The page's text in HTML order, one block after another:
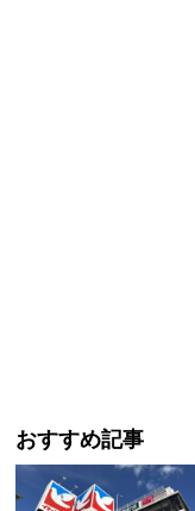
おすすめ記事